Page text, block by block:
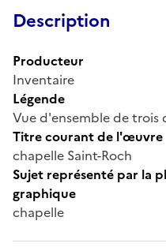
Description
Producteur
Inventaire
Légende
Vue d'ensemble de trois
Titre courant de l'œuvre
chapelle Saint-Roch
Sujet représenté par la
graphique
chapelle